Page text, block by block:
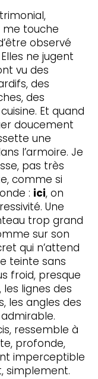
me touche
observé
ne jugent
vu des
des
des
Et quand
doucement
une
l’armoire. Je
pas très
comme si
: ici, on
Une
trop grand
sur son
qui n’attend
teinte sans
froid, presque
lignes des
les angles des
ressemble à
profonde,
imperceptible
simplement.